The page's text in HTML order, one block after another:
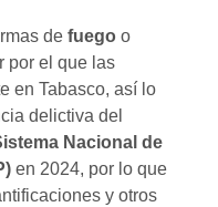
de fuego o
por el que las
en Tabasco, así lo
delictiva del
Nacional de
en 2024, por lo que
y otros